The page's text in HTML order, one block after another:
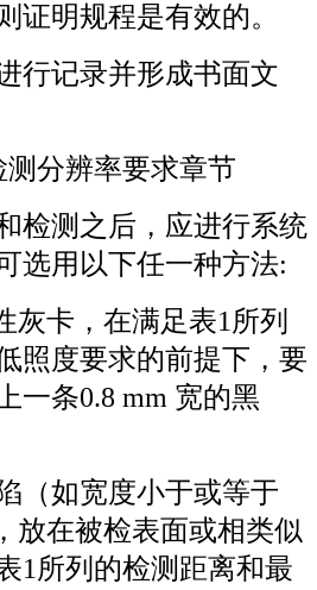
证明规程是有效的。
行记录并形成书面文
分辨率要求章节
检测之后，应进行系统
选用以下任一种方法:
卡，在满足表1所列
照度要求的前提下，要
一条0.8 mm 宽的黑
如宽度小于或等于
放在被检表面或相类似
1所列的检测距离和最